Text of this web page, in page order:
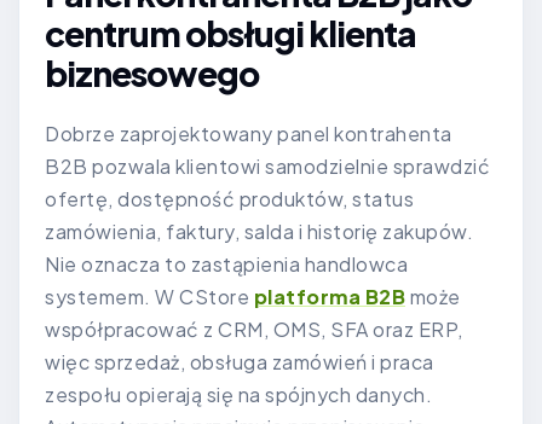
centrum obsługi klienta
biznesowego
Dobrze zaprojektowany panel kontrahenta
B2B pozwala klientowi samodzielnie sprawdzić
ofertę, dostępność produktów, status
zamówienia, faktury, salda i historię zakupów.
Nie oznacza to zastąpienia handlowca
systemem. W CStore platforma B2Bmoże
współpracować z CRM, OMS, SFA oraz ERP,
więc sprzedaż, obsługa zamówień i praca
zespołu opierają się na spójnych danych.